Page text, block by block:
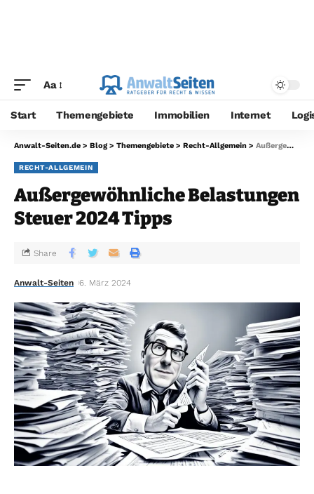
Aa
Start Themengebiete Immobilien Internet
Anwalt-Seiten.de > Blog > Themengebiete > Recht-Allgemein > Außergewöhnliche Belastungen Steuer 2024 Tipps
RECHT-ALLGEMEIN
Außergewöhnliche Belastungen
Steuer 2024 Tipps
Anwalt-Seiten 6. März 2024
Share